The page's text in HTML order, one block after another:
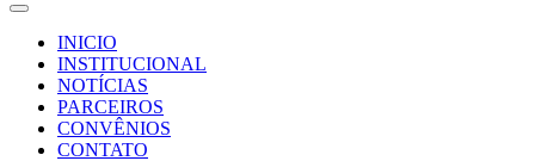
INICIO
INSTITUCIONAL
NOTÍCIAS
PARCEIROS
CONVÊNIOS
CONTATO